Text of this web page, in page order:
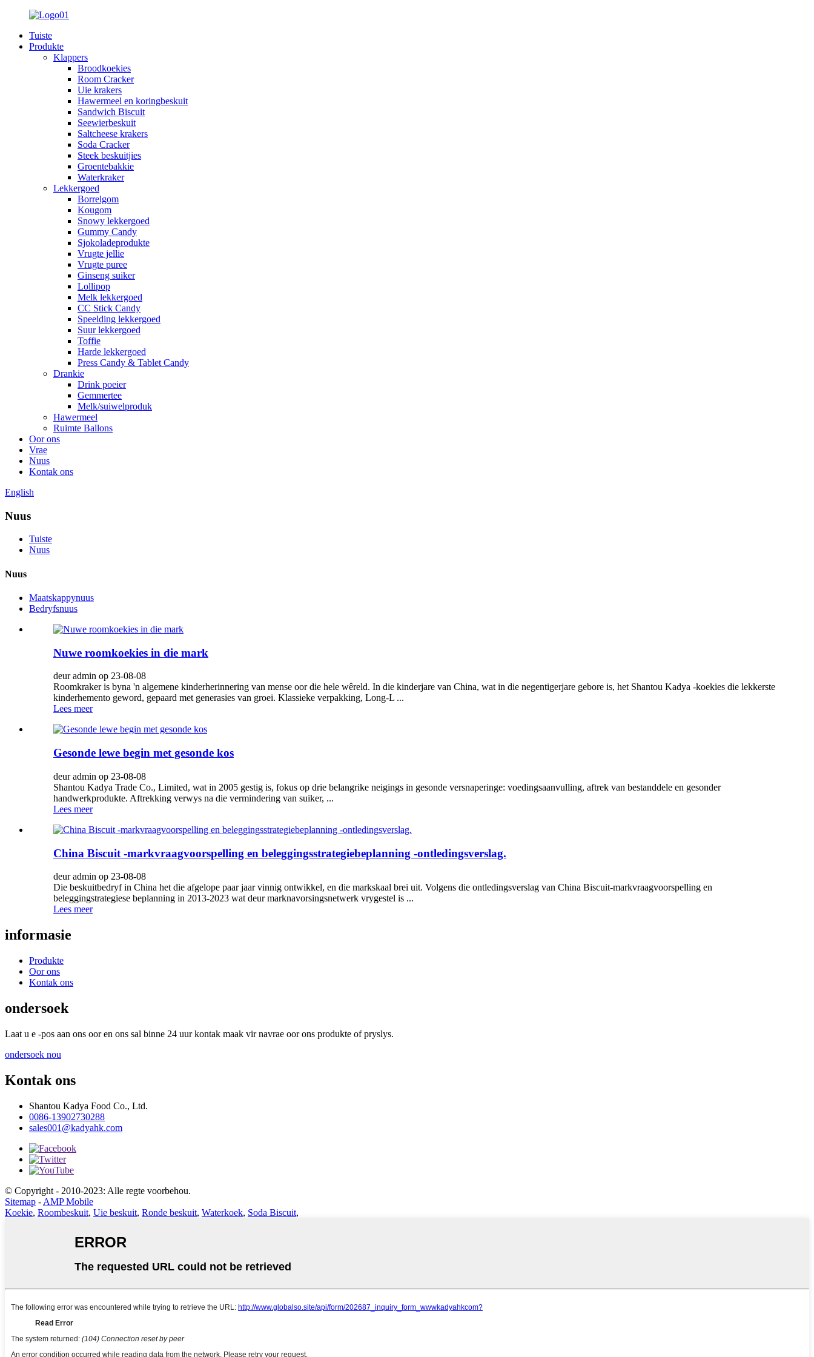
Tuiste
Produkte
Klappers
Broodkoekies
Room Cracker
Uie krakers
Hawermeel en koringbeskuit
Sandwich Biscuit
Seewierbeskuit
Saltcheese krakers
Soda Cracker
Steek beskuitjies
Groentebakkie
Waterkraker
Lekkergoed
Borrelgom
Kougom
Snowy lekkergoed
Gummy Candy
Sjokoladeprodukte
Vrugte jellie
Vrugte puree
Ginseng suiker
Lollipop
Melk lekkergoed
CC Stick Candy
Speelding lekkergoed
Suur lekkergoed
Toffie
Harde lekkergoed
Press Candy & Tablet Candy
Drankie
Drink poeier
Gemmertee
Melk/suiwelproduk
Hawermeel
Ruimte Ballons
Oor ons
Vrae
Nuus
Kontak ons
English
Nuus
Tuiste
Nuus
Nuus
Maatskappynuus
Bedryfsnuus
Nuwe roomkoekies in die mark
deur admin op 23-08-08
Roomkraker is byna 'n algemene kinderherinnering van mense oor die hele wêreld. In die kinderjare van China, wat in die negentigerjare gebore is, het Shantou Kadya -koekies die lekkerste
kinderhemento geword, gepaard met generasies van groei. Klassieke verpakking, Long-L ...
Lees meer
Gesonde lewe begin met gesonde kos
deur admin op 23-08-08
Shantou Kadya Trade Co., Limited, wat in 2005 gestig is, fokus op drie belangrike neigings in gesonde versnaperinge: voedingsaanvulling, aftrek van bestanddele en gesonder
handwerkprodukte. Aftrekking verwys na die vermindering van suiker, ...
Lees meer
China Biscuit -markvraagvoorspelling en beleggingsstrategiebeplanning -ontledingsverslag.
deur admin op 23-08-08
Die beskuitbedryf in China het die afgelope paar jaar vinnig ontwikkel, en die markskaal brei uit. Volgens die ontledingsverslag van China Biscuit-markvraagvoorspelling en
beleggingstrategiese beplanning in 2013-2023 wat deur marknavorsingsnetwerk vrygestel is ...
Lees meer
informasie
Produkte
Oor ons
Kontak ons
ondersoek
Laat u e -pos aan ons oor en ons sal binne 24 uur kontak maak vir navrae oor ons produkte of pryslys.
ondersoek nou
Kontak ons
Shantou Kadya Food Co., Ltd.
0086-13902730288
sales001@kadyahk.com
© Copyright - 2010-2023: Alle regte voorbehou.
Sitemap - AMP Mobile
Koekie, Roombeskuit, Uie beskuit, Ronde beskuit, Waterkoek, Soda Biscuit,